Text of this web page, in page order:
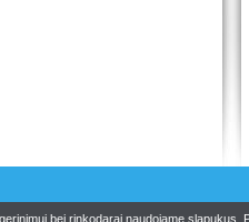
bei rinkodarai naudojame slapukus.